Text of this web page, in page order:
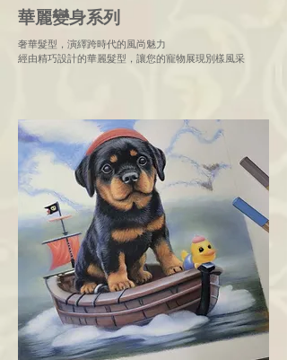
華麗變身系列
奢華髮型，演繹跨時代的風尚魅力
經由精巧設計的華麗髮型，讓您的寵物展現別樣風采